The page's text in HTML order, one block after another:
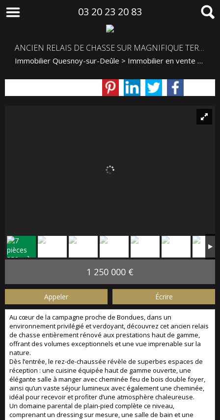
03 20 23 20 83
ANCIEN RELAIS DE CHASSE SUR MAGNIFIQUE TERRAIN
Immobilier Quesnoy-sur-Deûle > Immobilier en vente Quesnoy-sur-Deûle
1 250 000 €
Appeler Écrire
Au cœur de la campagne proche de Bondues, dans un
environnement privilégié et verdoyant, découvrez cet ancien relais
de chasse entièrement rénové aux prestations haut de gamme,
offrant des volumes exceptionnels et une vue imprenable sur la
nature.
Dès l’entrée, le rez-de-chaussée révèle de superbes espaces de
réception : une cuisine équipée haut de gamme ouverte, une
élégante salle à manger avec cheminée feu de bois double foyer,
ainsi qu’un vaste séjour lumineux avec également une cheminée,
idéal pour recevoir et profiter d’une atmosphère chaleureuse.
Un domaine parental de plain-pied complète ce niveau,
comprenant un dressing sur mesure, une salle de bain et une